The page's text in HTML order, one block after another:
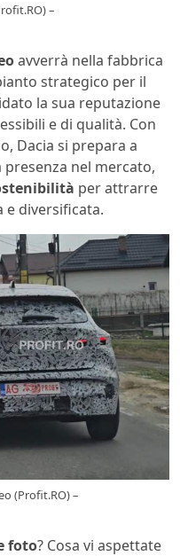
–
avverrà nella fabbrica
strategico per il
la sua reputazione
e di qualità. Con
Dacia si prepara a
nel mercato,
per attrarre
e diversificata.
(Profit.RO) –
foto? Cosa vi aspettate